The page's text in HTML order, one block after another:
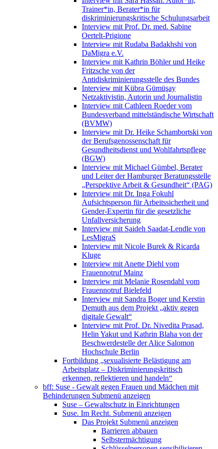
Trainer*in, Berater*in für
diskriminierungskritische Schulungsarbeit
Interview mit Prof. Dr. med. Sabine
Oertelt-Prigione
Interview mit Rudaba Badakhshi von
DaMigra e.V.
Interview mit Kathrin Böhler und Heike
Fritzsche von der
Antidiskriminierungsstelle des Bundes
Interview mit Kübra Gümüşay
Netzaktivistin, Autorin und Journalistin
Interview mit Cathleen Roeder vom
Bundesverband mittelständische Wirtschaft
(BVMW)
Interview mit Dr. Heike Schambortski von
der Berufsgenossenschaft für
Gesundheitsdienst und Wohlfahrtspflege
(BGW)
Interview mit Michael Gümbel, Berater
und Leiter der Hamburger Beratungsstelle
„Perspektive Arbeit & Gesundheit“ (PAG)
Interview mit Dr. Inga Fokuhl
Aufsichtsperson für Arbeitssicherheit und
Gender-Expertin für die gesetzliche
Unfallversicherung
Interview mit Saideh Saadat-Lendle von
LesMigraS
Interview mit Nicole Burek & Ricarda
Kluge
Interview mit Anette Diehl vom
Frauennotruf Mainz
Interview mit Melanie Rosendahl vom
Frauennotruf Bielefeld
Interview mit Sandra Boger und Kerstin
Demuth aus dem Projekt „aktiv gegen
digitale Gewalt“
Interview mit Prof. Dr. Nivedita Prasad,
Helin Yakut und Kathrin Blaha von der
Beschwerdestelle der Alice Salomon
Hochschule Berlin
Fortbildung „sexualisierte Belästigung am
Arbeitsplatz – Diskriminierungskritisch
erkennen, reflektieren und handeln“
bff: Suse - Gewalt gegen Frauen und Mädchen mit
Behinderungen Submenü anzeigen
Suse – Gewaltschutz in Einrichtungen
Suse. Im Recht. Submenü anzeigen
Das Projekt Submenü anzeigen
Barrieren abbauen
Selbstermächtigung